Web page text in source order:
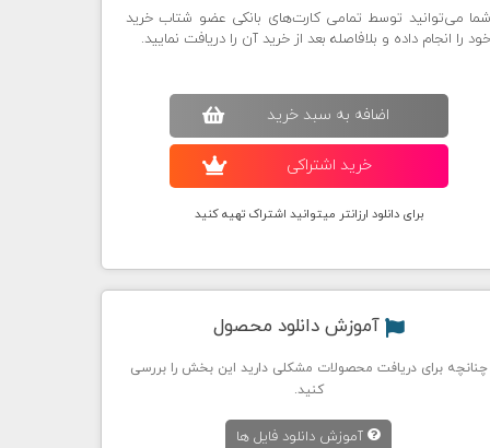
شما می‌توانید توسط تمامی کارت‌های بانکی عضو شتاب خرید
خود را انجام داده و بلافاصله بعد از خرید آن را دریافت نمایید.
اضافه به سبد خريد
خريد اشتراکی
برای دانلود ارزانتر میتوانید اشتراک تهیه کنید
آموزش دانلود محصول
چنانچه برای دریافت محصولات مشکلی دارید این بخش را بررسی
کنید.
آموزش دانلود فایل ها